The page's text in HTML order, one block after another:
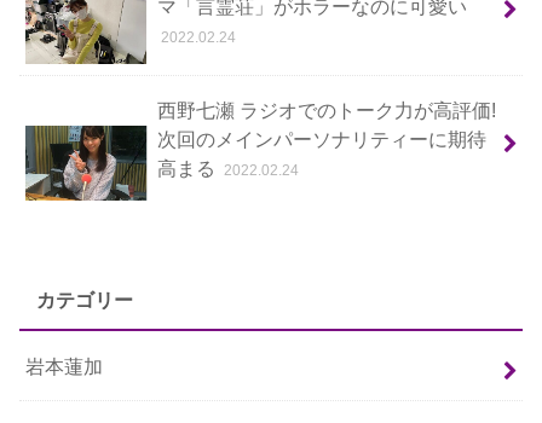
マ「言霊荘」がホラーなのに可愛い
2022.02.24
西野七瀬 ラジオでのトーク力が高評価!
次回のメインパーソナリティーに期待
高まる
2022.02.24
カテゴリー
岩本蓮加